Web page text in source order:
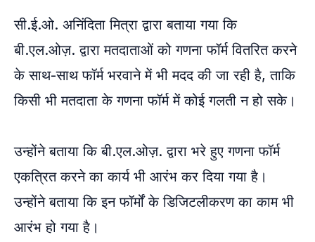
सी.ई.ओ. अनिंदिता मित्रा द्वारा बताया गया कि
बी.एल.ओज़. द्वारा मतदाताओं को गणना फॉर्म वितरित करने
के साथ-साथ फॉर्म भरवाने में भी मदद की जा रही है, ताकि
किसी भी मतदाता के गणना फॉर्म में कोई गलती न हो सके।
उन्होंने बताया कि बी.एल.ओज़. द्वारा भरे हुए गणना फॉर्म
एकत्रित करने का कार्य भी आरंभ कर दिया गया है।
उन्होंने बताया कि इन फॉर्मों के डिजिटलीकरण का काम भी
आरंभ हो गया है।